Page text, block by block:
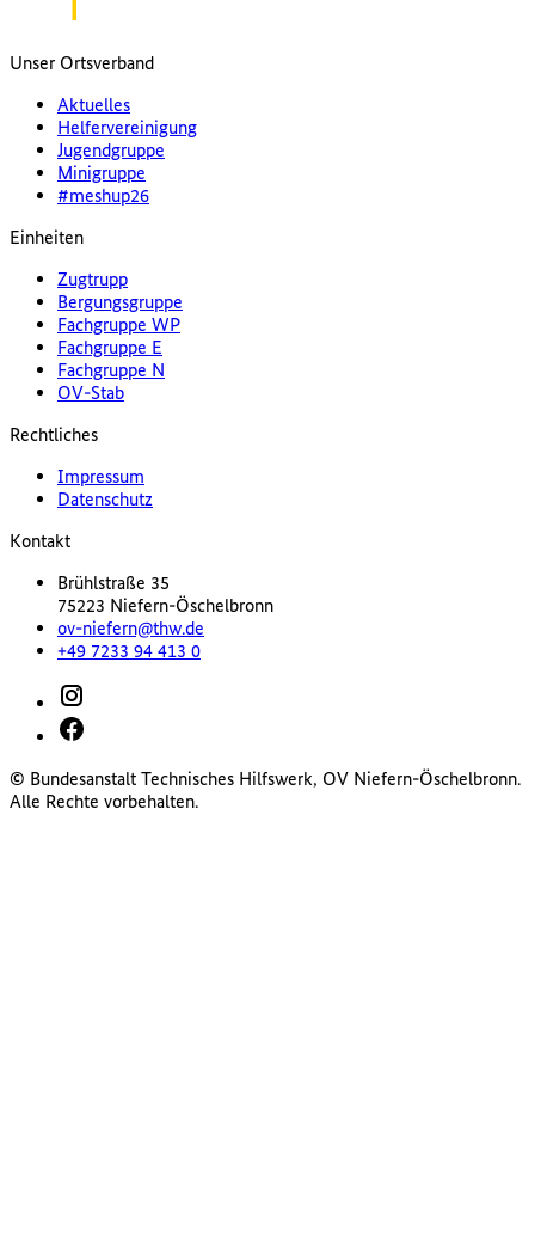
Unser Ortsverband
Aktuelles
Helfervereinigung
Jugendgruppe
Minigruppe
#meshup26
Einheiten
Zugtrupp
Bergungsgruppe
Fachgruppe WP
Fachgruppe E
Fachgruppe N
OV-Stab
Rechtliches
Impressum
Datenschutz
Kontakt
Brühlstraße 35
75223 Niefern-Öschelbronn
ov-niefern@thw.de
+49 7233 94 413 0
© Bundesanstalt Technisches Hilfswerk, OV Niefern-Öschelbronn.
Alle Rechte vorbehalten.